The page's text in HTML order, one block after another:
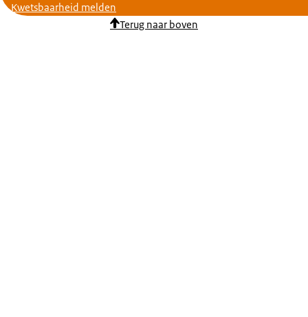
Kwetsbaarheid melden
Terug naar boven